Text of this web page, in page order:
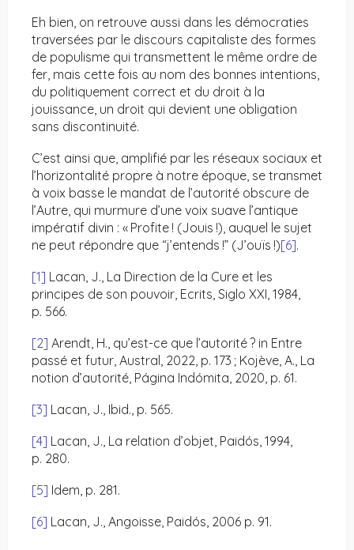
Eh bien, on retrouve aussi dans les démocraties
traversées par le discours capitaliste des formes
de populisme qui transmettent le même ordre de
fer, mais cette fois au nom des bonnes intentions,
du politiquement correct et du droit à la
jouissance, un droit qui devient une obligation
sans discontinuité.
C’est ainsi que, amplifié par les réseaux sociaux et
l’horizontalité propre à notre époque, se transmet
à voix basse le mandat de l’autorité obscure de
l’Autre, qui murmure d’une voix suave l’antique
impératif divin : « Profite ! (Jouis !), auquel le sujet
ne peut répondre que “j’entends !” (J’ouïs !)[6].
[1] Lacan, J., La Direction de la Cure et les
principes de son pouvoir, Ecrits, Siglo XXI, 1984,
p. 566.
[2] Arendt, H., qu’est-ce que l’autorité ? in Entre
passé et futur, Austral, 2022, p. 173 ; Kojève, A., La
notion d’autorité, Página Indómita, 2020, p. 61.
[3] Lacan, J., Ibid., p. 565.
[4] Lacan, J., La relation d’objet, Paidós, 1994,
p. 280.
[5] Idem, p. 281.
[6] Lacan, J., Angoisse, Paidós, 2006 p. 91.